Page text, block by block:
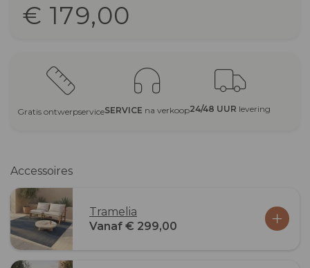
€ 179,00
Gratis ontwerpserviceSERVICE na verkoop24/48 UUR levering
Accessoires
Tramelia
Vanaf € 299,00